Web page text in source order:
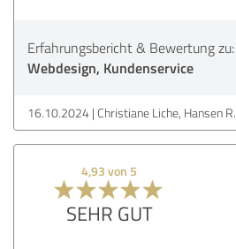
Erfahrungsbericht & Bewertung zu:
Webdesign, Kundenservice
16.10.2024 Christiane Liche, Hansen R.
4,93 von 5
SEHR GUT